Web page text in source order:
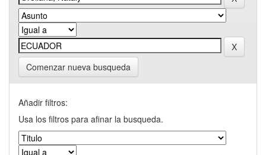
Comenzar nueva busqueda
Añadir filtros:
Usa los filtros para afinar la busqueda.